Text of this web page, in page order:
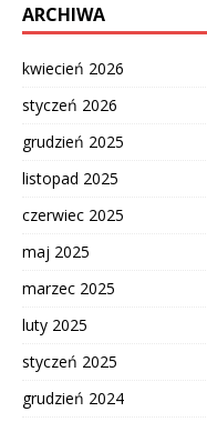
ARCHIWA
kwiecień 2026
styczeń 2026
grudzień 2025
listopad 2025
czerwiec 2025
maj 2025
marzec 2025
luty 2025
styczeń 2025
grudzień 2024